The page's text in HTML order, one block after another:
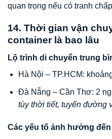
quan trọng nếu có tranh
14. Thời gian vận
container là bao lâu
Lộ trình di chuyển trung
Hà Nội – TP.HCM:
Đà Nẵng – Cần Thơ: 2
tùy thời tiết, tuyến đường
Các yếu tố ảnh hưởng